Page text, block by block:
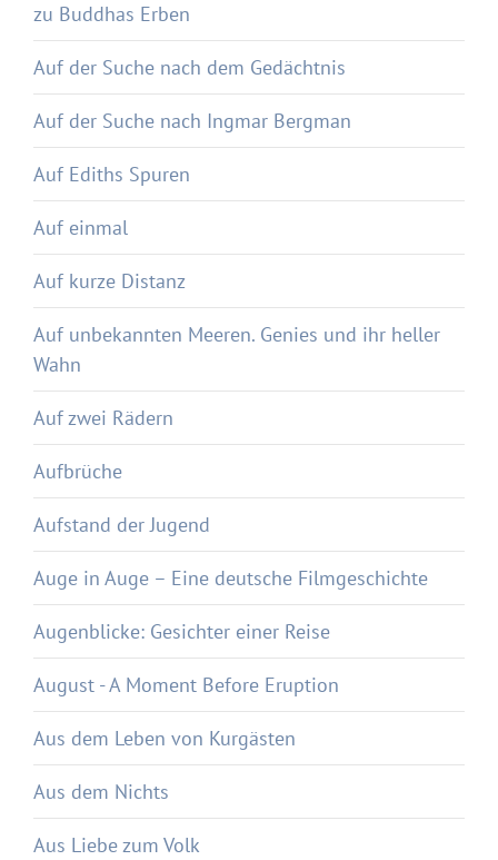
zu Buddhas Erben
Auf der Suche nach dem Gedächtnis
Auf der Suche nach Ingmar Bergman
Auf Ediths Spuren
Auf einmal
Auf kurze Distanz
Auf unbekannten Meeren. Genies und ihr heller
Wahn
Auf zwei Rädern
Aufbrüche
Aufstand der Jugend
Auge in Auge – Eine deutsche Filmgeschichte
Augenblicke: Gesichter einer Reise
August - A Moment Before Eruption
Aus dem Leben von Kurgästen
Aus dem Nichts
Aus Liebe zum Volk